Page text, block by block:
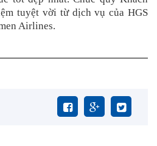
tuyệt vời từ dịch vụ của HGS
Airlines.